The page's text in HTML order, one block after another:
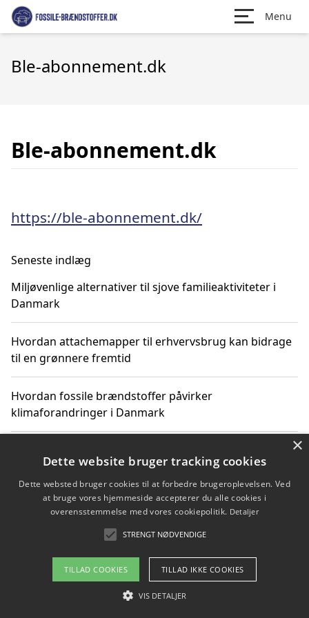
Menu
Ble-abonnement.dk
Ble-abonnement.dk
https://ble-abonnement.dk/
Seneste indlæg
Miljøvenlige alternativer til sjove familieaktiviteter i
Danmark
Hvordan attachemapper til erhvervsbrug kan bidrage
til en grønnere fremtid
Hvordan fossile brændstoffer påvirker
klimaforandringer i Danmark
klimaændringer
Hvordan citater om fossile brændstoffer kan ændre
Copyright 2026 - Pilanto Aps
Om / kontakt
×
Dette website bruger tracking cookies
Dette websted bruger cookies til at forbedre brugeroplevelsen. Ved
at bruge vores hjemmeside accepterer du alle cookies i
overensstemmelse med vores cookiepolitik. Detaljer
STRENGT NØDVENDIGE
TILLAD COOKIES TILLAD IKKE COOKIES
VIS DETALJER